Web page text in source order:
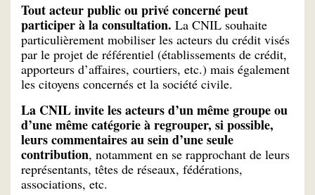
Tout acteur public ou privé concerné peut
participer à la consultation. La CNIL souhaite
particulièrement mobiliser les acteurs du crédit visés
par le projet de référentiel (établissements de crédit,
apporteurs d’affaires, courtiers, etc.) mais également
les citoyens concernés et la société civile.
La CNIL invite les acteurs d’un même groupe ou
d’une même catégorie à regrouper, si possible,
leurs commentaires au sein d’une seule
contribution, notamment en se rapprochant de leurs
représentants, têtes de réseaux, fédérations,
associations, etc.